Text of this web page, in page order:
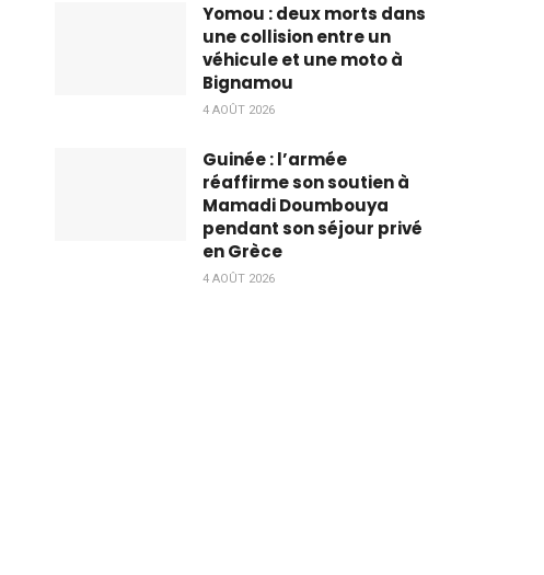
Yomou : deux morts dans
une collision entre un
véhicule et une moto à
Bignamou
4 AOÛT 2026
Guinée : l’armée
réaffirme son soutien à
Mamadi Doumbouya
pendant son séjour privé
en Grèce
4 AOÛT 2026